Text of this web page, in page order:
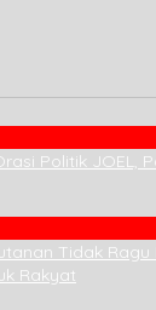
Politik JOEL,
Tidak Ragu
Rakyat